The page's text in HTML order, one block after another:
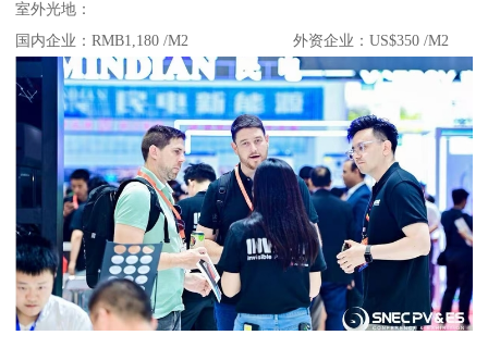
室外光地：
国内企业：RMB1,180 /M2 外资企业：US$350 /M2